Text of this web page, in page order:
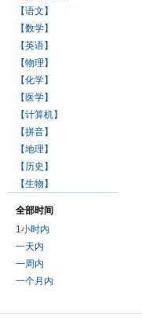
【语文】
【数学】
【英语】
【物理】
【化学】
【医学】
【计算机】
【拼音】
【地理】
【历史】
【生物】
全部时间
1小时内
一天内
一周内
一个月内